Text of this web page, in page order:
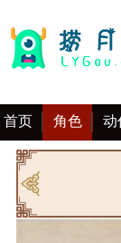
首页 角色 动
大全